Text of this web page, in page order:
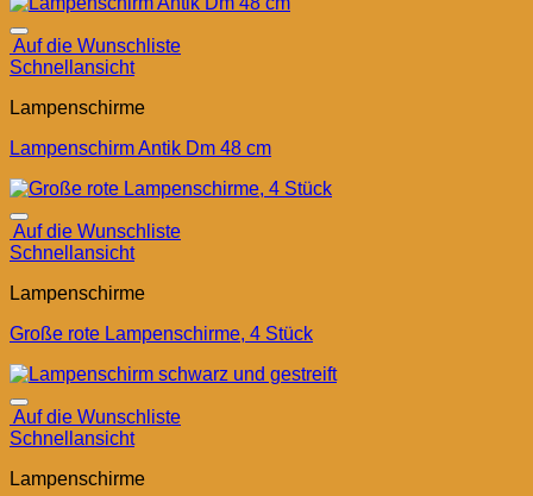
Auf die Wunschliste
Schnellansicht
Lampenschirme
Lampenschirm Antik Dm 48 cm
Auf die Wunschliste
Schnellansicht
Lampenschirme
Große rote Lampenschirme, 4 Stück
Auf die Wunschliste
Schnellansicht
Lampenschirme